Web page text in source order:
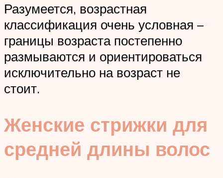
Разумеется, возрастная
классификация очень условная –
границы возраста постепенно
размываются и ориентироваться
исключительно на возраст не
стоит.
Женские стрижки для
средней длины волос